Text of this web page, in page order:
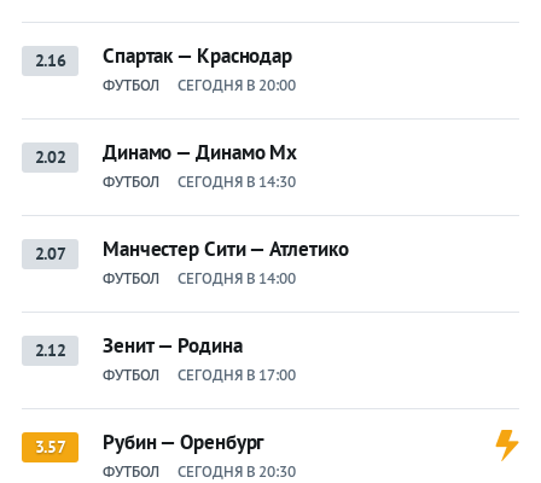
2.16 Спартак — Краснодар
ФУТБОЛ СЕГОДНЯ В 20:00
2.02 Динамо — Динамо Мх
ФУТБОЛ СЕГОДНЯ В 14:30
2.07 Манчестер Сити — Атлетико
ФУТБОЛ СЕГОДНЯ В 14:00
2.12 Зенит — Родина
ФУТБОЛ СЕГОДНЯ В 17:00
3.57 Рубин — Оренбург
ФУТБОЛ СЕГОДНЯ В 20:30